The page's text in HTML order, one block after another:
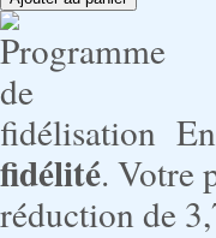
fidélité. Votre
réduction de